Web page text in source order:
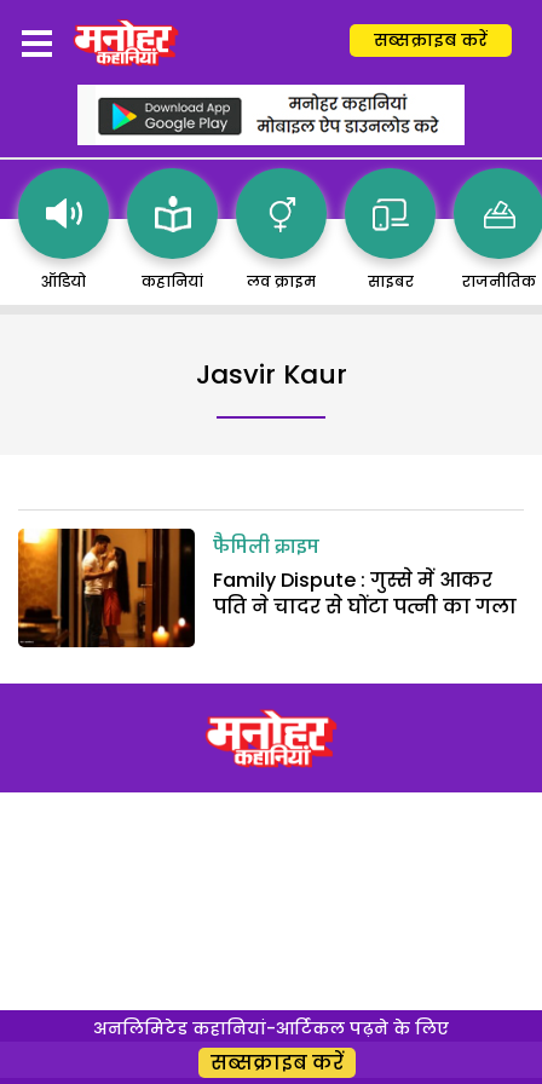
सब्सक्राइब करें
ऑडियो कहानियां लव क्राइम साइबर राजनीतिक
Jasvir Kaur
फैमिली क्राइम
Family Dispute : गुस्से में आकर
पति ने चादर से घोंटा पत्नी का गला
अनलिमिटेड कहानियां-आर्टिकल पढ़ने के लिए
सब्सक्राइब करें